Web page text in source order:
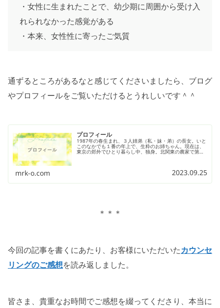
・女性に生まれたことで、幼少期に周囲から受け入
れられなかった感覚がある
・本来、女性性に寄ったご気質
通ずるところがあるなと感じてくださいましたら、ブログ
やプロフィールをご覧いただけるとうれしいです＾＾
プロフィール
1987年の春生まれ、３人姉弟（私・妹・弟）の長女。いと
このなかでも１番の年上で、生粋のお姉ちゃん。現在は、
東京の郊外でひとり暮らし中、独身。北関東の農家で第１
子として生まれ、男の子ではなかったことにガッカリされ
mrk-o.com 2023.09.25
＊＊＊
今回の記事を書くにあたり、お客様にいただいたカウンセ
リングのご感想を読み返しました。
皆さま、貴重なお時間でご感想を綴ってくださり、本当に